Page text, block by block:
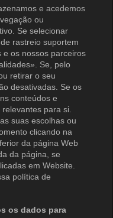
e acedemos
ou
Se selecionar
rastreio suportem
e os nossos parceiros
Se, pelo
retirar o seu
desativadas. Se os
conteúdos e
para si.
suas escolhas ou
clicando na
da página Web
da página, se
em Website.
política de
os dados para